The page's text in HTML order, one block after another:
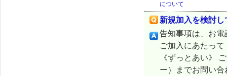
について
新規加入を検討
告知事項は、お
ご加入にあたっ
《ずっとあい》
ー）までお問い